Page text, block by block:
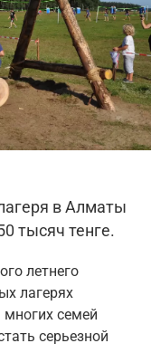
в Алматы
тысяч тенге.
летнего
лагерях
семей
серьезной